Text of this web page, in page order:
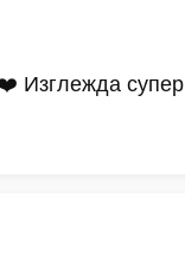
Изглежда супер